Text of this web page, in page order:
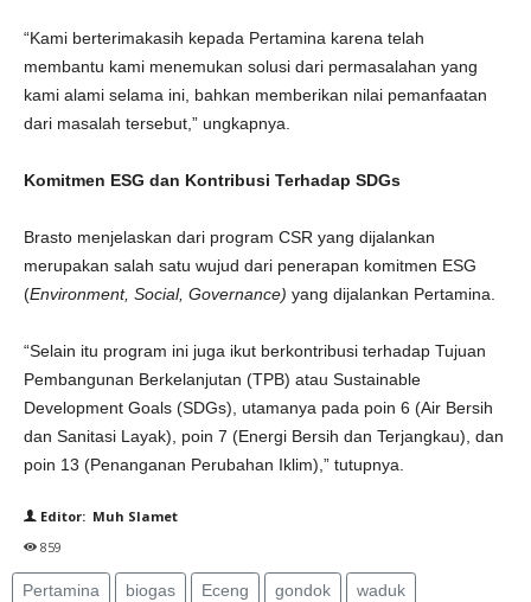
“Kami berterimakasih kepada Pertamina karena telah
membantu kami menemukan solusi dari permasalahan yang
kami alami selama ini, bahkan memberikan nilai pemanfaatan
dari masalah tersebut,” ungkapnya.
Komitmen ESG dan Kontribusi Terhadap SDGs
Brasto menjelaskan dari program CSR yang dijalankan
merupakan salah satu wujud dari penerapan komitmen ESG
(Environment, Social, Governance) yang dijalankan Pertamina.
“Selain itu program ini juga ikut berkontribusi terhadap Tujuan
Pembangunan Berkelanjutan (TPB) atau Sustainable
Development Goals (SDGs), utamanya pada poin 6 (Air Bersih
dan Sanitasi Layak), poin 7 (Energi Bersih dan Terjangkau), dan
poin 13 (Penanganan Perubahan Iklim),” tutupnya.
Editor: Muh Slamet
859
Pertamina biogas Eceng gondok waduk